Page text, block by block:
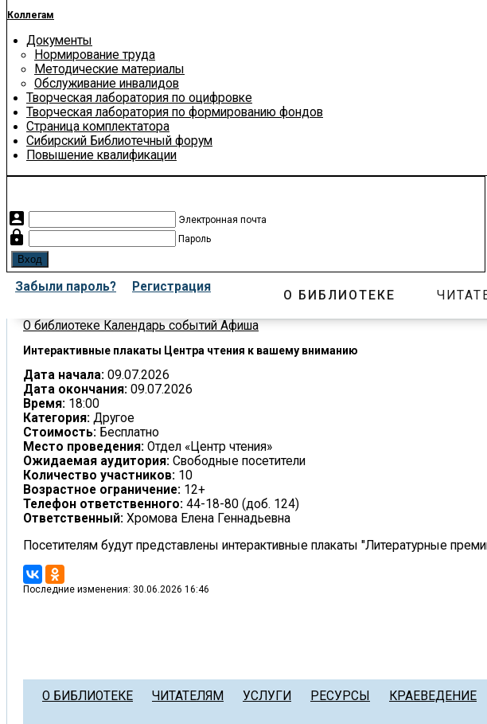
Коллегам
Документы
Нормирование труда
Методические материалы
Обслуживание инвалидов
Творческая лаборатория по оцифровке
Творческая лаборатория по формированию фондов
Страница комплектатора
Сибирский Библиотечный форум
Повышение квалификации
account_box Электронная почта
lock Пароль
Забыли пароль? Регистрация
О БИБЛИОТЕКЕ
О библиотекеКалендарь событийАфиша
Интерактивные плакаты Центра чтения к вашему вниманию
Дата начала: 09.07.2026
Дата окончания: 09.07.2026
Время: 18:00
Категория: Другое
Стоимость: Бесплатно
Место проведения: Отдел «Центр чтения»
Ожидаемая аудитория: Свободные посетители
Количество участников: 10
Возрастное ограничение: 12+
Телефон ответственного: 44-18-80 (доб. 124)
Ответственный: Хромова Елена Геннадьевна
Посетителям будут представлены интерактивные плакаты "Литературные
Последние изменения: 30.06.2026 16:46
О БИБЛИОТЕКЕ ЧИТАТЕЛЯМ УСЛУГИ РЕСУРСЫ КРАЕВЕДЕНИЕ